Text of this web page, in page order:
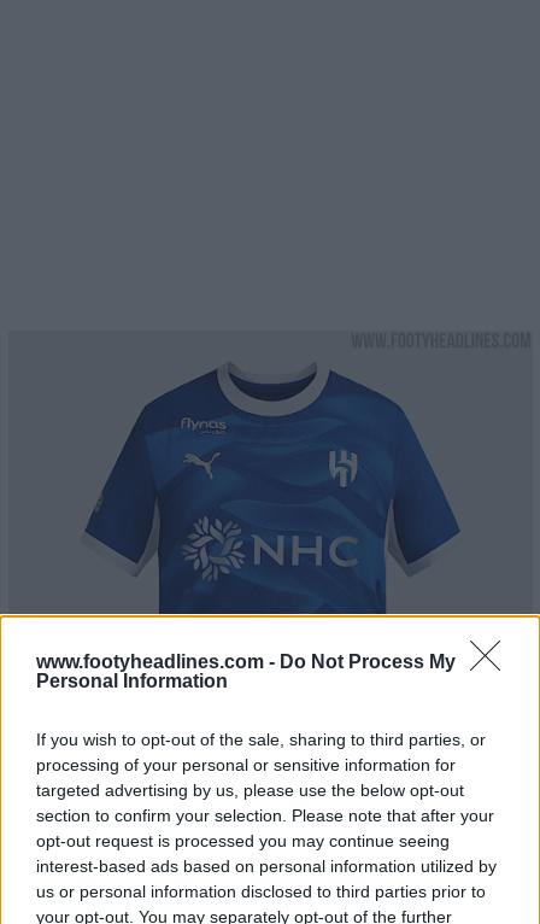
www.footyheadlines.com - Do Not Process My
Personal Information
If you wish to opt-out of the sale, sharing to third parties, or
processing of your personal or sensitive information for
targeted advertising by us, please use the below opt-out
section to confirm your selection. Please note that after your
opt-out request is processed you may continue seeing
interest-based ads based on personal information utilized by
us or personal information disclosed to third parties prior to
your opt-out. You may separately opt-out of the further